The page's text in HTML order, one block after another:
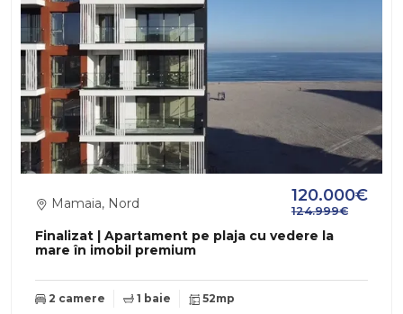
Finalizat | Apartament pe plaja cu vedere la
mare în imobil premium
Mamaia, Nord 120.000€
124.999€
2 camere 1 baie 52mp